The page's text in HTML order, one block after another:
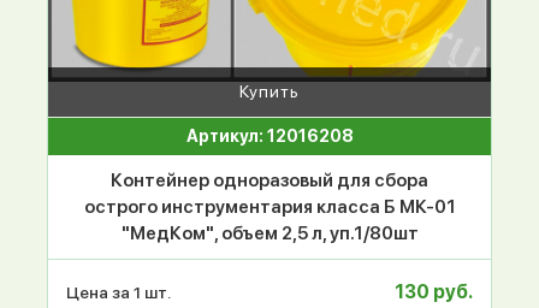
Купить
Артикул: 12016208
Контейнер одноразовый для сбора
острого инструментария класса Б МК-01
"МедКом", объем 2,5 л, уп.1/80шт
Цена за 1 шт. 130 руб.